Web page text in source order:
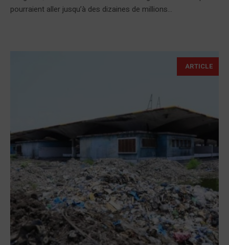
pourraient aller jusqu’à des dizaines de millions...
ARTICLE